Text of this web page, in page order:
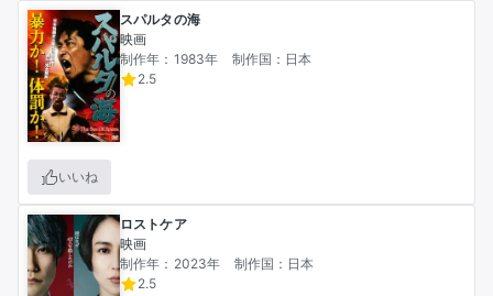
スパルタの海
映画
制作年：1983年
制作国：日本
2.5
いいね
ロストケア
映画
制作年：2023年
制作国：日本
2.5